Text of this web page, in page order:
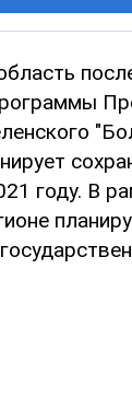
году. В